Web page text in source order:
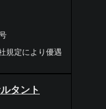
規定により優遇
タント